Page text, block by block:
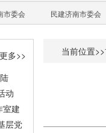
市委会 民建济南市委会
更多>>
动
室建
层党
当前位置>>